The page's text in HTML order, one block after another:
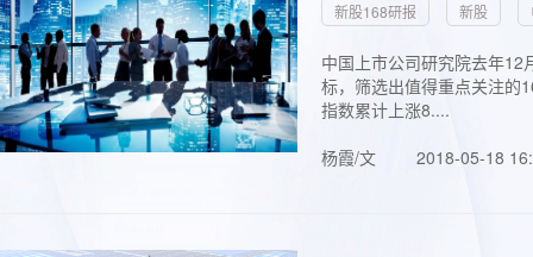
新股168研报 新股
中国上市公司研究院去年
标，筛选出值得重点关注的
指数累计上涨8....
杨霞/文
2018-05-18